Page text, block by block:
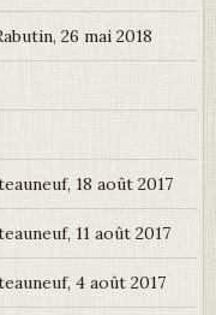
26 mai 2018
18 août 2017
11 août 2017
4 août 2017